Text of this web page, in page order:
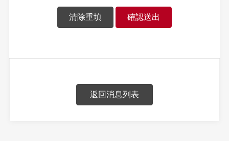
清除重填 確認送出
返回消息列表